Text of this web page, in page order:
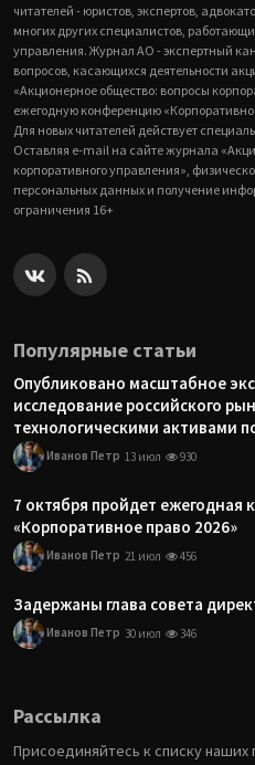
читателей - юристов, экспертов,
многих других специалистов,
управления. Журнал АО - экспертный
вопросов, касающихся деятельности
«Акционерное общество: вопросы
ежегодную конференцию
Для новых читателей действует
Оставляя e-mail на сайте журнала
корпоративного управления»,
персональных данных и получение
ограничения 16+
Популярные статьи
Опубликовано масштабное
исследование российского
технологическими активами
Иванов Петр 13 июл 930
7 октября пройдет ежегодная
«Корпоративное право 2026»
Иванов Петр 21 июл 456
Задержаны глава совета
Иванов Петр 30 июл 346
Рассылка
Присоединяйтесь к списку наших